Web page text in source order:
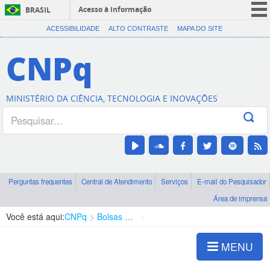
BRASIL
Acesso à informação
CORONAVÍRUS (COVID-19)
Canais
ACESSIBILIDADE ALTO CONTRASTE MAPA DO SITE
CNPq
MINISTÉRIO DA CIÊNCIA, TECNOLOGIA E INOVAÇÕES
Perguntas frequentes Central de Atendimento Serviços
E-mail do Pesquisador
Área de imprensa
Você está aqui:CNPq Bolsas e Auxílios Vigentes
MENU